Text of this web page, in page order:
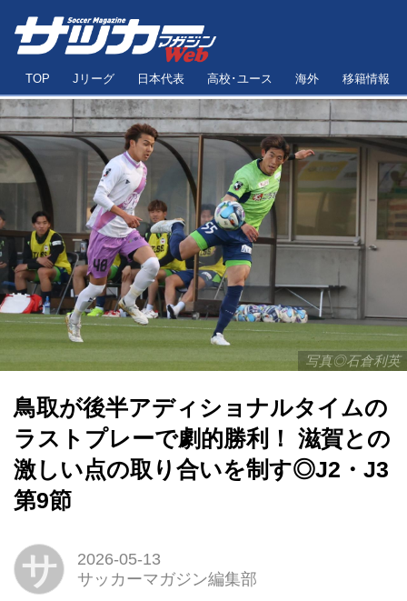
TOP Jリーグ 日本代表 高校･ユース 海外 移籍情報
写真◎石倉利英
鳥取が後半アディショナルタイムの
ラストプレーで劇的勝利！ 滋賀との
激しい点の取り合いを制す◎J2・J3
第9節
サ
2026-05-13
サッカーマガジン編集部